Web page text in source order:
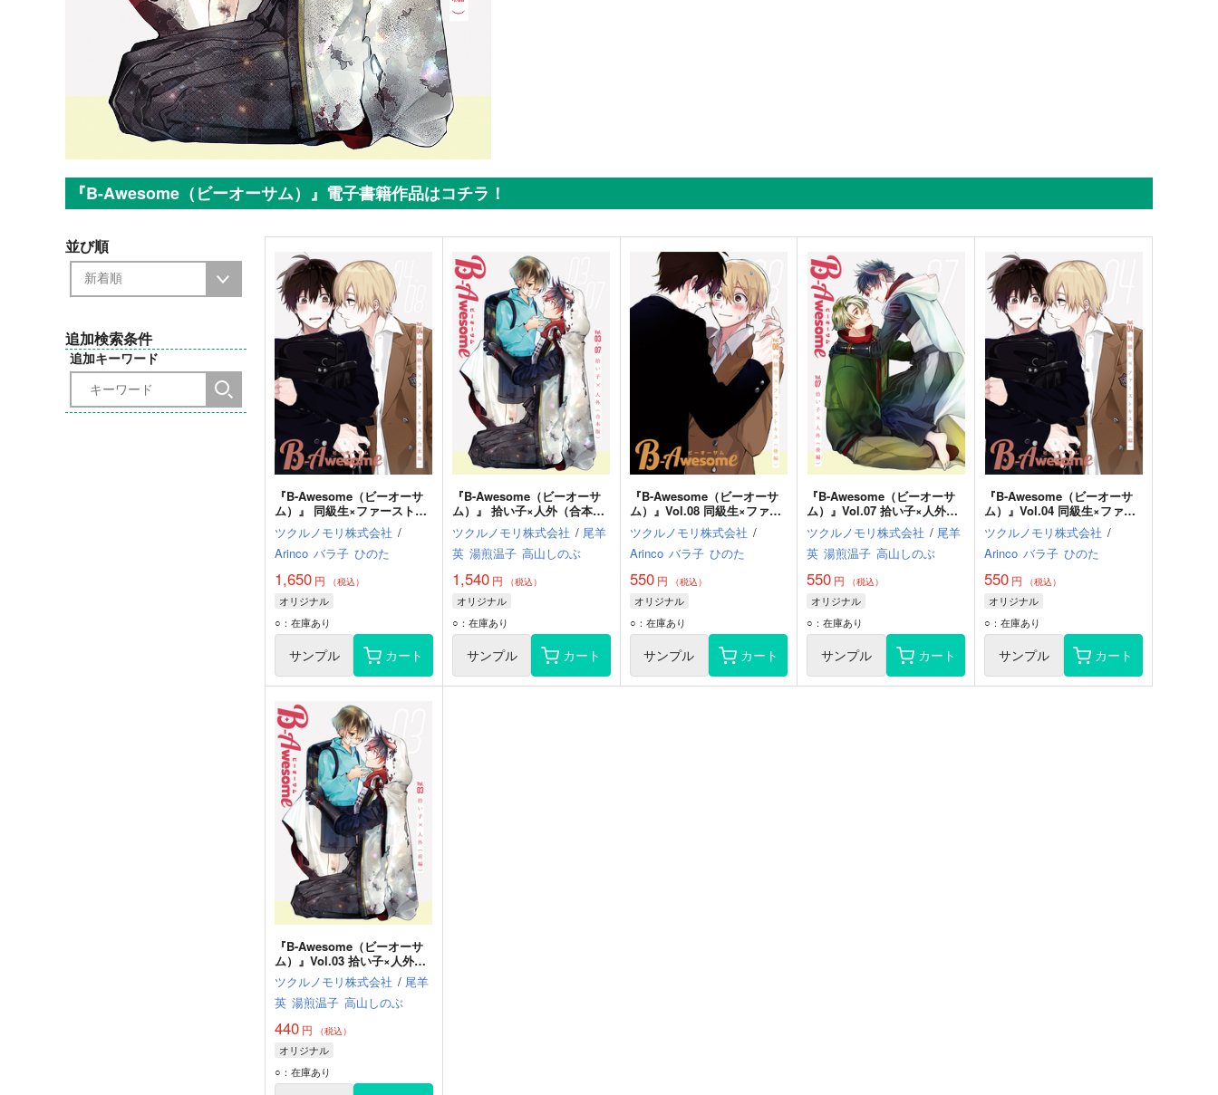
『B-Awesome（ビーオーサム）』電子書籍作品はコチラ！
並び順
追加検索条件
追加キーワード
『B-Awesome（ビーオーサ
ム）』 同級生×ファーストキ
ス（合本版）
ツクルノモリ株式会社 /
Arinco バラ子 ひのた
1,650 円 （税込）
オリジナル
○：在庫あり
サンプル カート
『B-Awesome（ビーオーサ
ム）』 拾い子×人外（合本
版）
ツクルノモリ株式会社 / 尾羊
英 湯煎温子 高山しのぶ
1,540円 （税込）
オリジナル
○：在庫あり
サンプル カート
『B-Awesome（ビーオーサ
ム）』Vol.08 同級生×ファー
ストキス（後編）
ツクルノモリ株式会社 /
Arinco バラ子 ひのた
550円 （税込）
オリジナル
○：在庫あり
サンプル カート
『B-Awesome（ビーオーサ
ム）』Vol.07 拾い子×人外
（後編）
ツクルノモリ株式会社 / 尾羊
英 湯煎温子 高山しのぶ
550 円 （税込）
オリジナル
○：在庫あり
サンプル カート
『B-Awesome（ビーオーサ
ム）』Vol.04 同級生×ファー
ストキス（前編）
ツクルノモリ株式会社 /
Arinco バラ子 ひのた
550 円 （税込）
オリジナル
○：在庫あり
サンプル カート
『B-Awesome（ビーオーサ
ム）』Vol.03 拾い子×人外
（前編）
ツクルノモリ株式会社 / 尾羊
英 湯煎温子 高山しのぶ
440 円 （税込）
オリジナル
○：在庫あり